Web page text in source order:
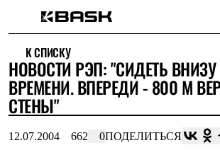
Интернет-магазин
Мужская одежда
Утепленная пухом
Куртки
Брюки
Комбинезоны
К СПИСКУ
НОВОСТИ РЭП: "СИДЕТЬ ВНИЗУ
ВРЕМЕНИ. ВПЕРЕДИ - 800 М
СТЕНЫ"
12.07.2004 662 0ПОДЕЛИТЬСЯ